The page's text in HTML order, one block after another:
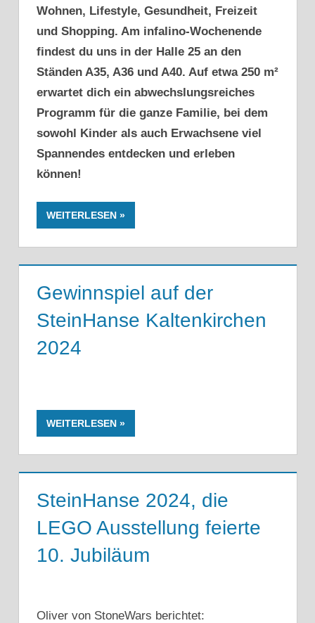
Wohnen, Lifestyle, Gesundheit, Freizeit
und Shopping. Am infalino-Wochenende
findest du uns in der Halle 25 an den
Ständen A35, A36 und A40. Auf etwa 250 m²
erwartet dich ein abwechslungsreiches
Programm für die ganze Familie, bei dem
sowohl Kinder als auch Erwachsene viel
Spannendes entdecken und erleben
können!
WEITERLESEN
Gewinnspiel auf der
SteinHanse Kaltenkirchen
2024
WEITERLESEN
SteinHanse 2024, die
LEGO Ausstellung feierte
10. Jubiläum
Oliver von StoneWars berichtet: